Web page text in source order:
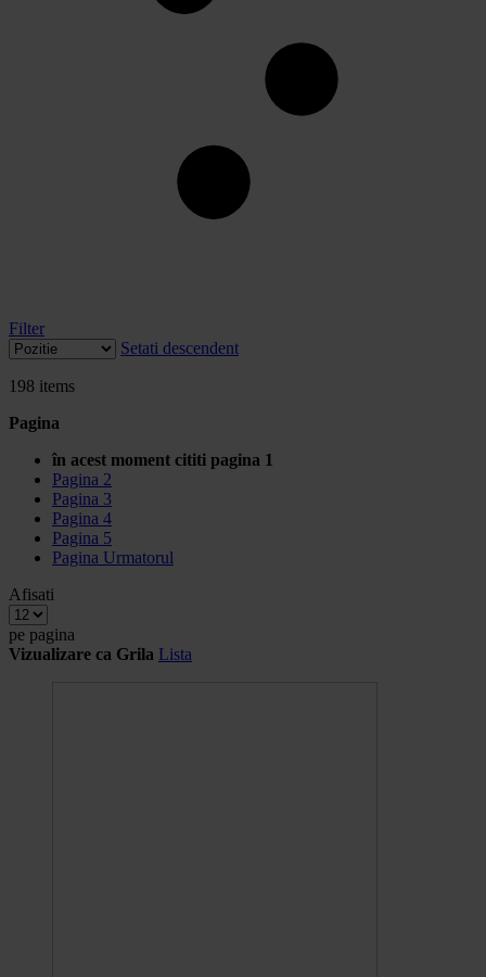
Filter
Setati descendent
198 items
Pagina
în acest moment cititi pagina 1
Pagina 2
Pagina 3
Pagina 4
Pagina 5
Pagina Urmatorul
Afisati
pe pagina
Vizualizare ca Grila Lista